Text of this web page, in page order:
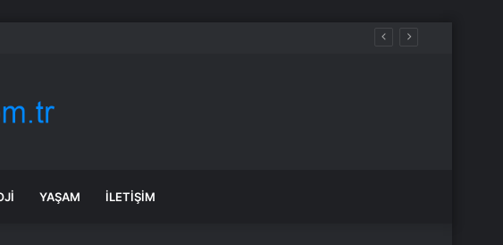
YAŞAM İLETIŞIM